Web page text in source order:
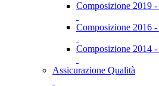
Composizione 2019
Composizione 2016
Composizione 2014
Assicurazione Qualità